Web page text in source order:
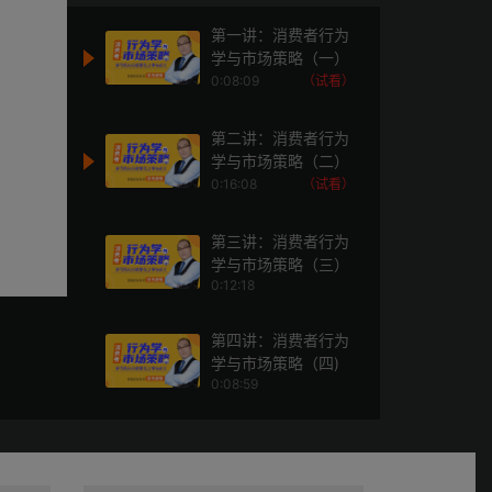
第一讲：消费者行为
学与市场策略（一）
0:08:09 （试看）
第二讲：消费者行为
学与市场策略（二）
0:16:08 （试看）
第三讲：消费者行为
学与市场策略（三）
0:12:18
第四讲：消费者行为
学与市场策略（四)
0:08:59